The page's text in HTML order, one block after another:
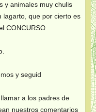
y animales muy chulis
lagarto, que por cierto es
CONCURSO
y seguid
a los padres de
nuestros comentarios